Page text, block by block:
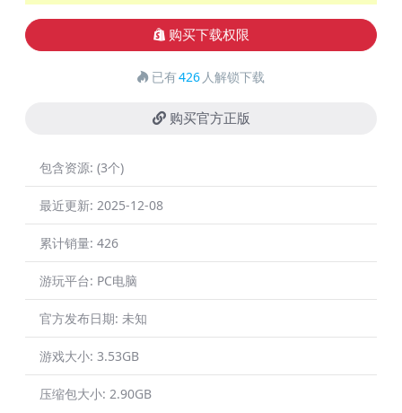
购买下载权限
已有426 人解锁下载
购买官方正版
包含资源: (3个)
最近更新: 2025-12-08
累计销量: 426
游玩平台: PC电脑
官方发布日期: 未知
游戏大小: 3.53GB
压缩包大小: 2.90GB